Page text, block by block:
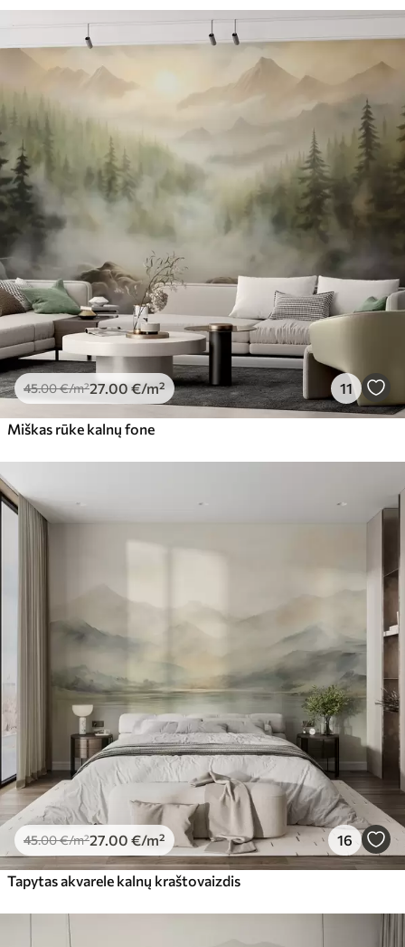
45.00€/m²27.00 €/m² 11
Miškas rūke kalnų fone
45.00€/m²27 .00 €/m² 16
Tapytas akvarele kalnų kraštovaizdis